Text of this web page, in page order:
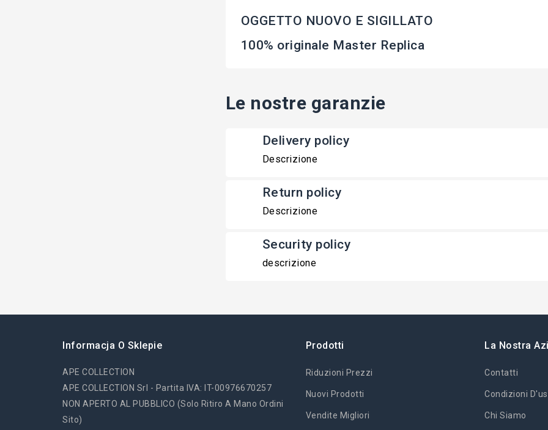
OGGETTO NUOVO E SIGILLATO
100% originale Master Replica
Le nostre garanzie
Delivery policy
Descrizione
Return policy
Descrizione
Security policy
descrizione
Informacja O Sklepie
APE COLLECTION
APE COLLECTION Srl - Partita IVA: IT-00976670257
NON APERTO AL PUBBLICO (solo Ritiro A Mano Ordini
Sito)
Prodotti
Riduzioni Prezzi
Nuovi Prodotti
Vendite Migliori
La Nostra
Contatti
Condizioni
Chi Siamo